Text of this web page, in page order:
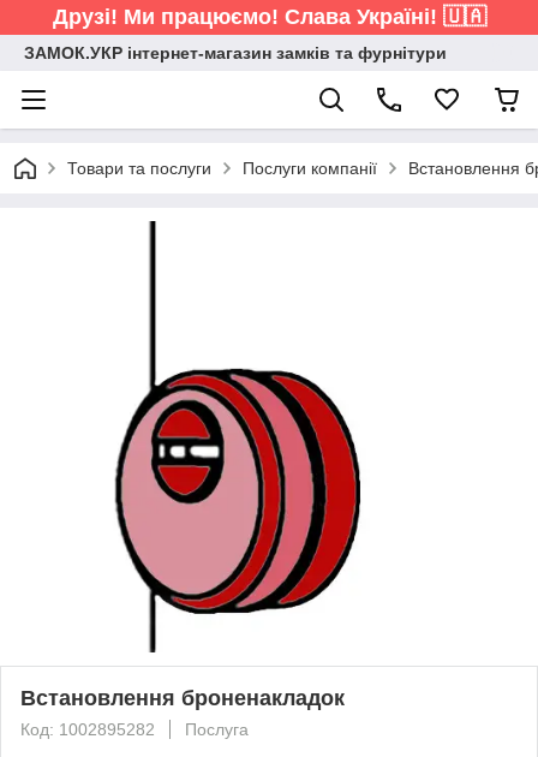
Друзі! Ми працюємо! Слава Україні! 🇺🇦
ЗАМОК.УКР інтернет-магазин замків та фурнітури
Товари та послуги Послуги компанії Встановлення
Встановлення броненакладок
Код: 1002895282 Послуга